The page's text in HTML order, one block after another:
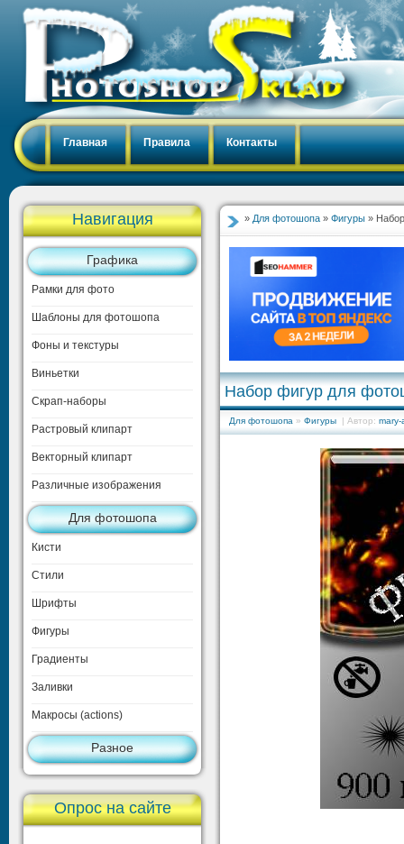
Главная Правила Контакты
Навигация
Графика
Рамки для фото
Шаблоны для фотошопа
Фоны и текстуры
Виньетки
Скрап-наборы
Растровый клипарт
Векторный клипарт
Различные изображения
Для фотошопа
Кисти
Стили
Шрифты
Фигуры
Градиенты
Заливки
Макросы (actions)
Разное
Опрос на сайте
» Для фотошопа » Фигуры »
Набор фигур для
Для фотошопа » Фигуры | Автор: mary-